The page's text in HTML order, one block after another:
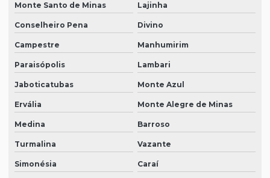
Monte Santo de Minas Lajinha
Conselheiro Pena Divino
Campestre Manhumirim
Paraisópolis Lambari
Jaboticatubas Monte Azul
Ervália Monte Alegre de Minas
Medina Barroso
Turmalina Vazante
Simonésia Caraí